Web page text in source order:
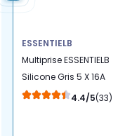
ESSENTIELB
Multiprise ESSENTIELB
Silicone Gris 5 X 16A
avec interrupteur
4.4/5(33)